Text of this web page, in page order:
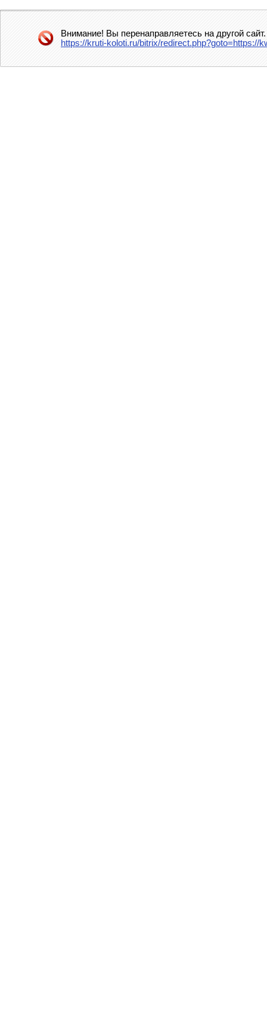
Внимание! Вы перенаправляетесь на другой
https://kruti-koloti.ru/bitrix/redirect.php?goto=https://